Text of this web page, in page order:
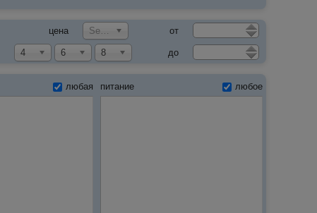
цена Select an Option от
4 6 8 до
любая питание любое